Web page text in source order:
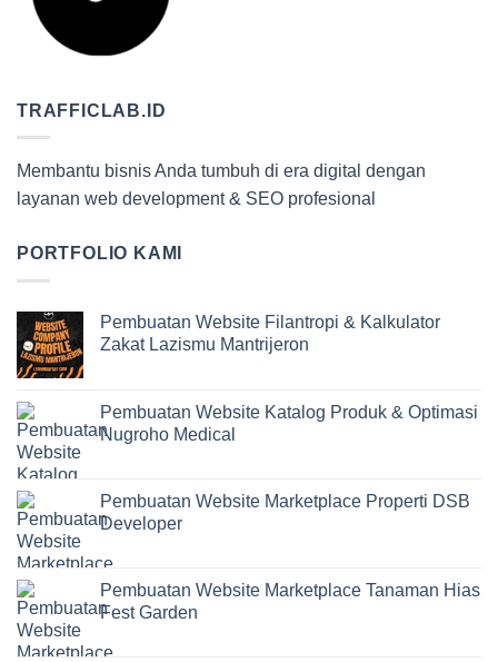
TRAFFICLAB.ID
Membantu bisnis Anda tumbuh di era digital dengan
layanan web development & SEO profesional
PORTFOLIO KAMI
Pembuatan Website Filantropi & Kalkulator
Zakat Lazismu Mantrijeron
Pembuatan Website Katalog Produk & Optimasi
Nugroho Medical
Pembuatan Website Marketplace Properti DSB
Developer
Pembuatan Website Marketplace Tanaman Hias
Fest Garden